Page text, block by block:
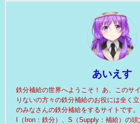
あいえす
鉄分補給の世界へようこそ！ あ、このサ
りないの方々の鉄分補給のお役には全く
のみなさんの鉄分補給をするサイトです。
I（Iron：鉄分）、S（Supply：補給）の頭